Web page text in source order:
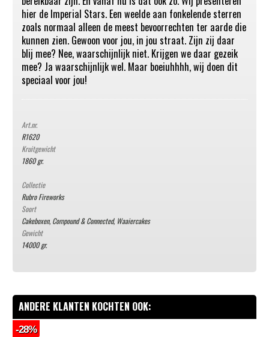
hier de Imperial Stars. Een weelde aan fonkelende sterren
zoals normaal alleen de meest bevoorrechten ter aarde die
kunnen zien. Gewoon voor jou, in jou straat. Zijn zij daar
blij mee? Nee, waarschijnlijk niet. Krijgen we daar gezeik
mee? Ja waarschijnlijk wel. Maar boeiuhhhh, wij doen dit
speciaal voor jou!
Art.nr.
R1620
Kruitgewicht
1860 gr.
Collectie
Rubro Fireworks
Soort
Cakeboxen, Compound & Connected, Waaiercakes
Gewicht
14000 gr.
ANDERE KLANTEN KOCHTEN OOK:
-28%